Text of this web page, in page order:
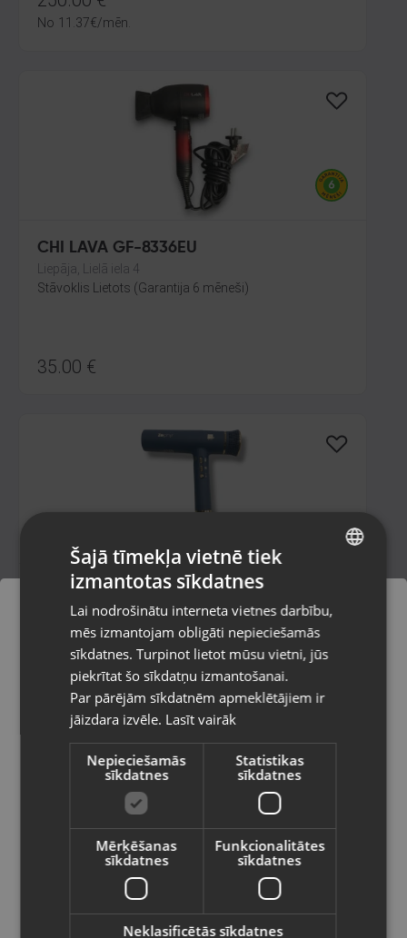
No 11.37€/mēn.
CHI LAVA GF-8336EU
Liepāja, Lielā iela 4
Stāvoklis Lietots (Garantija 6 mēneši)
35.00 €
LaborPro elite Ultra light ZEPHYR LE009
Daugavpils, Saules iela 55
Stāvoklis Mazlietots (Garantija 12 mēneši)
105.00€
/mēn.
Remington Style&Curl AS406
Pasūtījumi tiks piegādāti uz
izvēlēto valsti
Vietnes saturs būs attēlots izvēlētajā
valodā
Valsts
Latviešu / Latvian
RUSSIAN
Šajā tīmekļa vietnē tiek
izmantotas sīkdatnes
Lai nodrošinātu interneta vietnes darbību,
mēs izmantojam obligāti nepieciešamās
sīkdatnes. Turpinot lietot mūsu vietni, jūs
piekrītat šo sīkdatņu izmantošanai.
Par pārējām sīkdatnēm apmeklētājiem ir
jāizdara izvēle. Lasīt vairāk
Nepieciešamās
sīkdatnes
Statistikas
sīkdatnes
Mērķēšanas
sīkdatnes
Funkcionalitātes
sīkdatnes
Neklasificētās sīkdatnes